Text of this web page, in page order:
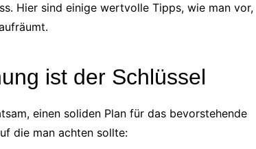
Hier sind einige wertvolle Tipps, wie man vor,
ist der Schlüssel
einen soliden Plan für das bevorstehende
die man achten sollte: